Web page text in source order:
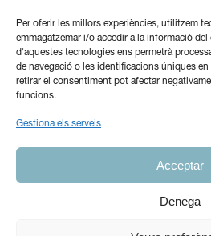
Per oferir les millors experiències, utilitzem
emmagatzemar i/o accedir a la informació
d'aquestes tecnologies ens permetrà
de navegació o les identificacions úniques
retirar el consentiment pot afectar
funcions.
Gestiona els serveis
Acceptar
Denega
Sobre nosaltres
Canal Ètic